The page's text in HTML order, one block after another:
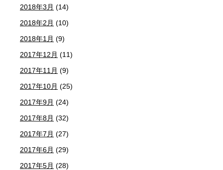
2018年3月 (14)
2018年2月 (10)
2018年1月 (9)
2017年12月 (11)
2017年11月 (9)
2017年10月 (25)
2017年9月 (24)
2017年8月 (32)
2017年7月 (27)
2017年6月 (29)
2017年5月 (28)